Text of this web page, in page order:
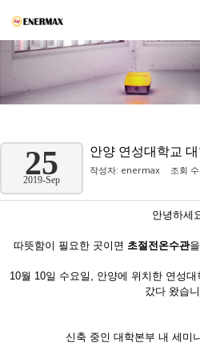
25
2019-Sep
안양 연성대학교
작성자: enermax 조회
안녕하세
따뜻함이 필요한 곳이면 초절전온수관
10월 10일 수요일, 안양에 위치한 연성대
갔다 왔습
신축 중인 대학본부 내 세미